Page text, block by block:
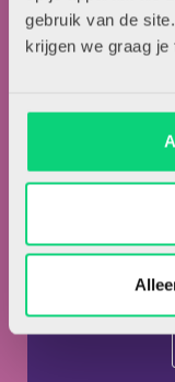
gebruik van de
krijgen we graag je
Meld je
Ik ga